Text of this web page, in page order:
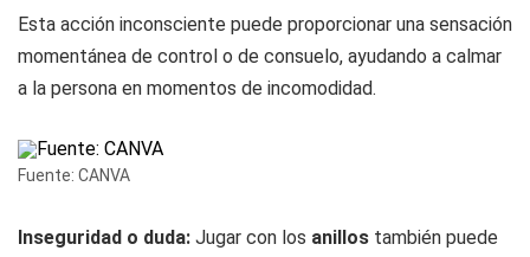
Esta acción inconsciente puede proporcionar una sensación
momentánea de control o de consuelo, ayudando a calmar
a la persona en momentos de incomodidad.
Fuente: CANVA
Inseguridad o duda: Jugar con los anillos también puede